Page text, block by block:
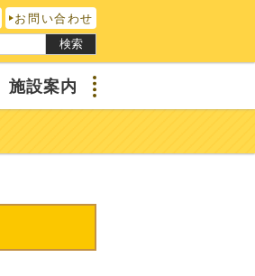
お問い合わせ
検索
施設案内